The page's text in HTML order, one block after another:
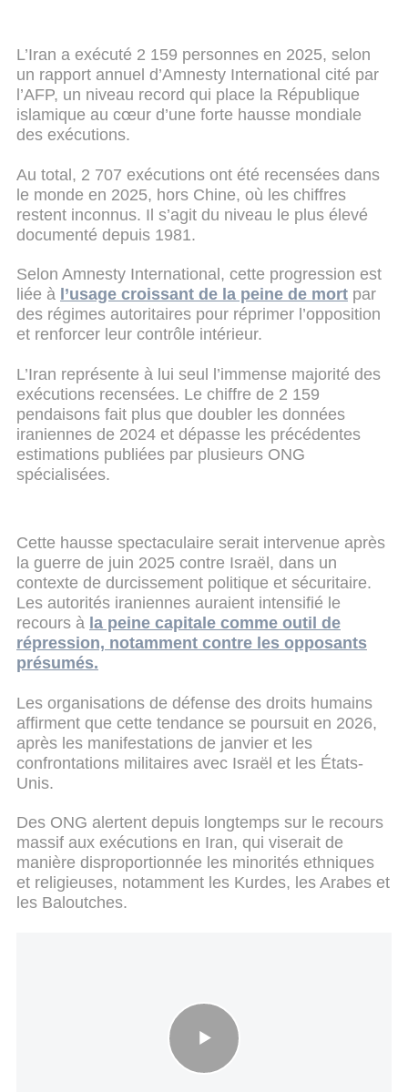
L’Iran a exécuté 2 159 personnes en 2025, selon
un rapport annuel d’Amnesty International cité par
l’AFP, un niveau record qui place la République
islamique au cœur d’une forte hausse mondiale
des exécutions.
Au total, 2 707 exécutions ont été recensées dans
le monde en 2025, hors Chine, où les chiffres
restent inconnus. Il s’agit du niveau le plus élevé
documenté depuis 1981.
Selon Amnesty International, cette progression est
liée à l’usage croissant de la peine de mort par
des régimes autoritaires pour réprimer l’opposition
et renforcer leur contrôle intérieur.
L’Iran représente à lui seul l’immense majorité des
exécutions recensées. Le chiffre de 2 159
pendaisons fait plus que doubler les données
iraniennes de 2024 et dépasse les précédentes
estimations publiées par plusieurs ONG
spécialisées.
Cette hausse spectaculaire serait intervenue après
la guerre de juin 2025 contre Israël, dans un
contexte de durcissement politique et sécuritaire.
Les autorités iraniennes auraient intensifié le
recours à la peine capitale comme outil de
répression, notamment contre les opposants
présumés.
Les organisations de défense des droits humains
affirment que cette tendance se poursuit en 2026,
après les manifestations de janvier et les
confrontations militaires avec Israël et les États-
Unis.
Des ONG alertent depuis longtemps sur le recours
massif aux exécutions en Iran, qui viserait de
manière disproportionnée les minorités ethniques
et religieuses, notamment les Kurdes, les Arabes et
les Baloutches.